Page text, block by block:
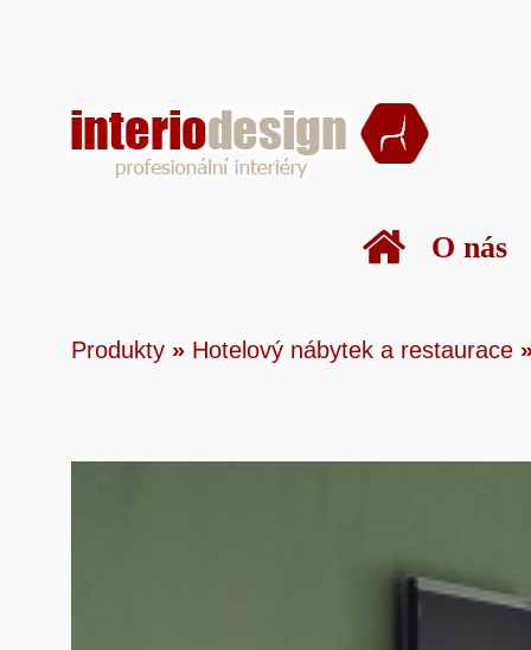
O nás
Produkty » Hotelový nábytek a restaurace
Produkty »